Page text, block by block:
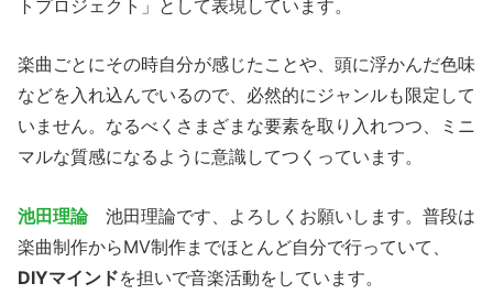
トプロジェクト」として表現しています。
楽曲ごとにその時自分が感じたことや、頭に浮かんだ色味
などを入れ込んでいるので、必然的にジャンルも限定して
いません。なるべくさまざまな要素を取り入れつつ、ミニ
マルな質感になるように意識してつくっています。
池田理論池田理論です、よろしくお願いします。普段は
楽曲制作からMV制作までほとんど自分で行っていて、
DIYマインドを担いで音楽活動をしています。